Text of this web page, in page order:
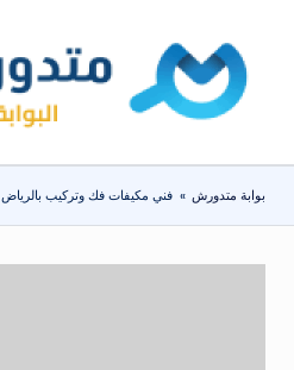
المحتوىبوا
مت
دو
ر
تعرف
المنزلية
يومياً
بوابة متدورش » فني مكيفات فك وتركيب بالرياض